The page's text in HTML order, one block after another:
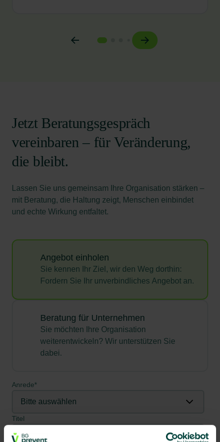
Jetzt Beratungsgespräch
vereinbaren – für Veränderung,
die bleibt.
Lassen Sie uns gemeinsam Ihre Organisation stärken –
mit Beratung, die Haltung zeigt, Menschen einbindet
und echte Wirkung entfaltet.
Angebot einholen
Sie kennen Ihr Ziel, wir den Weg dorthin:
Fordern Sie Ihr unverbindliches Angebot an.
Beratung für Unternehmen
Sie möchten Ihre Organisation
weiterentwickeln? Wir unterstützen Sie
dabei.
Anrede*
Titel